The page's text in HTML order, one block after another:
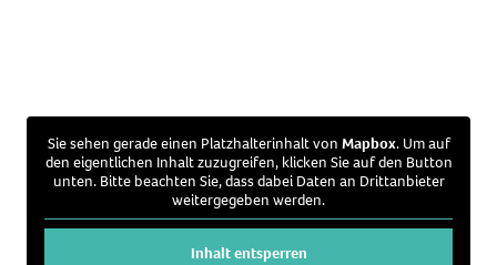
Sie sehen gerade einen Platzhalterinhalt von Mapbox. Um auf
den eigentlichen Inhalt zuzugreifen, klicken Sie auf den Button
unten. Bitte beachten Sie, dass dabei Daten an Drittanbieter
weitergegeben werden.
Inhalt entsperren